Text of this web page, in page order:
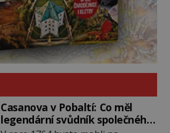
Casanova v Pobaltí: Co měl
legendární svůdník společného